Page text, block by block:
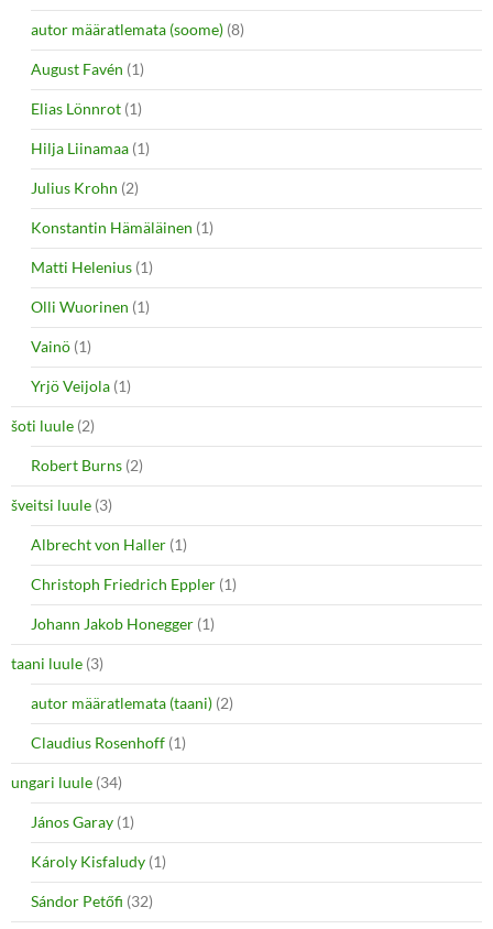
autor määratlemata (soome) (8)
August Favén (1)
Elias Lönnrot (1)
Hilja Liinamaa (1)
Julius Krohn (2)
Konstantin Hämäläinen (1)
Matti Helenius (1)
Olli Wuorinen (1)
Vainö (1)
Yrjö Veijola (1)
šoti luule (2)
Robert Burns (2)
šveitsi luule (3)
Albrecht von Haller (1)
Christoph Friedrich Eppler (1)
Johann Jakob Honegger (1)
taani luule (3)
autor määratlemata (taani) (2)
Claudius Rosenhoff (1)
ungari luule (34)
János Garay (1)
Károly Kisfaludy (1)
Sándor Petőfi (32)